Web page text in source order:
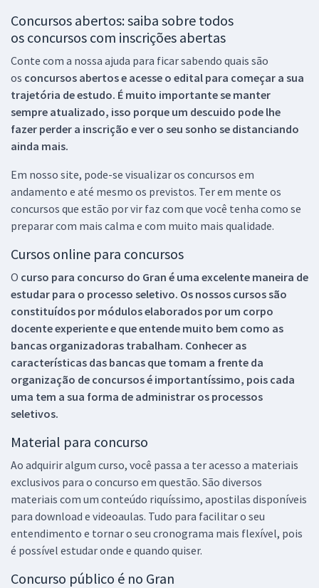
Concursos abertos: saiba sobre todos
os concursos com inscrições abertas
Conte com a nossa ajuda para ficar sabendo quais são
os concursos abertos e acesse o edital para começar a sua
trajetória de estudo. É muito importante se manter
sempre atualizado, isso porque um descuido pode lhe
fazer perder a inscrição e ver o seu sonho se distanciando
ainda mais.
Em nosso site, pode-se visualizar os concursos em
andamento e até mesmo os previstos. Ter em mente os
concursos que estão por vir faz com que você tenha como se
preparar com mais calma e com muito mais qualidade.
Cursos online para concursos
O curso para concurso do Gran é uma excelente maneira de
estudar para o processo seletivo. Os nossos cursos são
constituídos por módulos elaborados por um corpo
docente experiente e que entende muito bem como as
bancas organizadoras trabalham. Conhecer as
características das bancas que tomam a frente da
organização de concursos é importantíssimo, pois cada
uma tem a sua forma de administrar os processos
seletivos.
Material para concurso
Ao adquirir algum curso, você passa a ter acesso a materiais
exclusivos para o concurso em questão. São diversos
materiais com um conteúdo riquíssimo, apostilas disponíveis
para download e videoaulas. Tudo para facilitar o seu
entendimento e tornar o seu cronograma mais flexível, pois
é possível estudar onde e quando quiser.
Concurso público é no Gran